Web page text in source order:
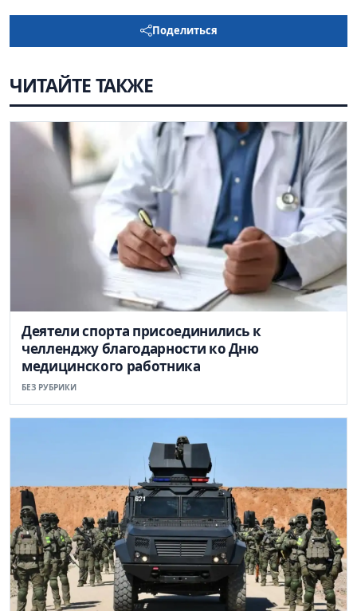
Поделиться
ЧИТАЙТЕ ТАКЖЕ
Деятели спорта присоединились к
челленджу благодарности ко Дню
медицинского работника
БЕЗ РУБРИКИ